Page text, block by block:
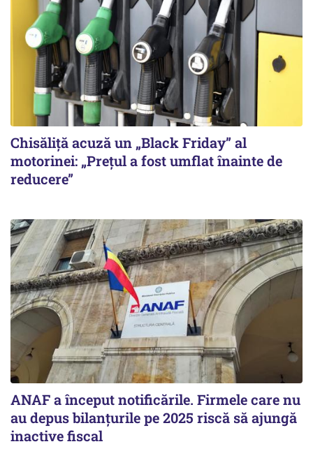
Chisăliță acuză un „Black Friday” al
motorinei: „Prețul a fost umflat înainte de
reducere”
ANAF a început notificările. Firmele care nu
au depus bilanțurile pe 2025 riscă să ajungă
inactive fiscal